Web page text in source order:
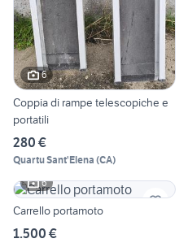
6
Coppia di rampe telescopiche e
portatili
280 €
Quartu Sant'Elena (CA)
6
Carrello portamoto
1.500 €